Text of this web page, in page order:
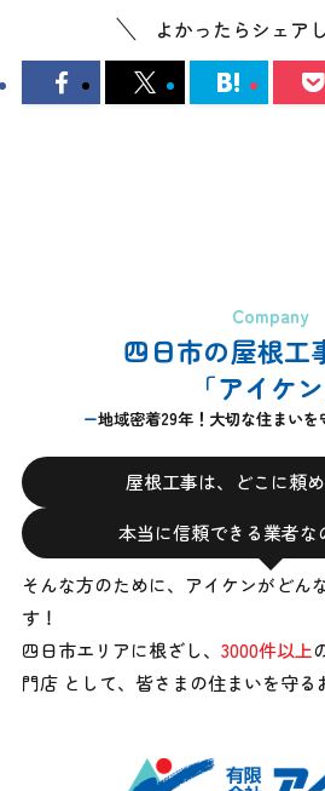
よかったらシェア
Company
四日市の屋根工
「アイケン
地域密着29年！大切な住まい
屋根工事は、どこに頼
本当に信頼できる業者
そんな方のために、アイケンがどん
す！
四日市エリアに根ざし、 3000件以上
門店 として、 皆さまの住まいを守る